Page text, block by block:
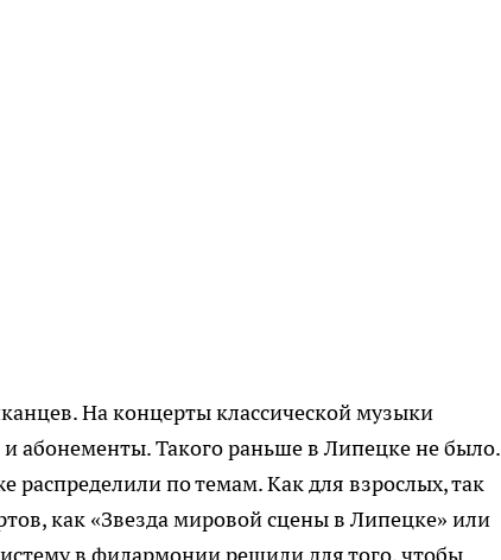
На концерты классической музыки
и абонементы. Такого раньше в Липецке не было.
распределили по темам. Как для взрослых, так
как «Звезда мировой сцены в Липецке» или